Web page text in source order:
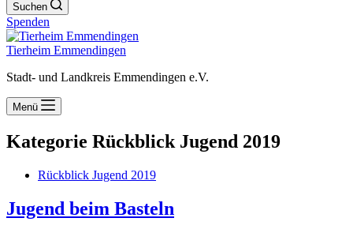
Suchen
Spenden
Tierheim Emmendingen
Stadt- und Landkreis Emmendingen e.V.
Menü
Kategorie Rückblick Jugend 2019
Rückblick Jugend 2019
Jugend beim Basteln